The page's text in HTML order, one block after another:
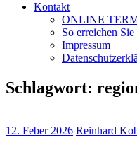
Kontakt
ONLINE
So erreichen Sie
Impressum
Schlagwort:
12. Feber 2026 Reinhard